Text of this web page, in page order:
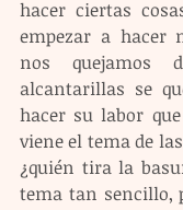
hacer ciertas
empezar a hacer
nos quejamos
alcantarillas se
hacer su labor
viene el tema de
¿quién tira la
tema tan sencillo,